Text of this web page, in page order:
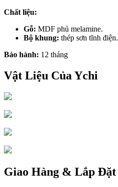
Chất liệu:
Gỗ: MDF phủ melamine.
Bộ khung: thép sơn tĩnh điện.
Bảo hành: 12 tháng
Vật Liệu Của Ychi
Giao Hàng & Lắp Đặt